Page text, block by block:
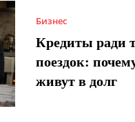
Бизнес
Кредиты ради
поездок:
живут в долг